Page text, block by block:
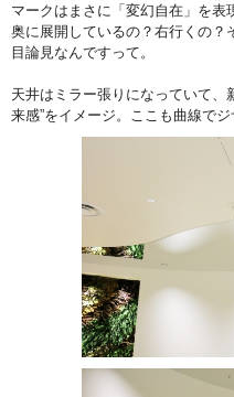
マークはまさに「変幻自在」を
奥に展開しているの？右行くの？
目論見なんですって。
天井はミラー張りになっていて、
来感”をイメージ。ここも曲線でジ